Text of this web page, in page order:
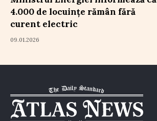
4.000 de locuințe rămân fără
curent electric
09.01.2026